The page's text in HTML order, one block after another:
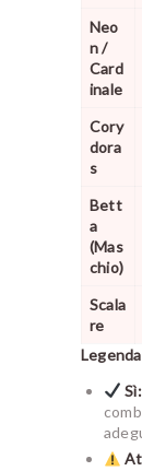
Neo
n /
Card
inale
Cory
dora
s
Bett
a
(Mas
chio)
Scala
re
Sì: